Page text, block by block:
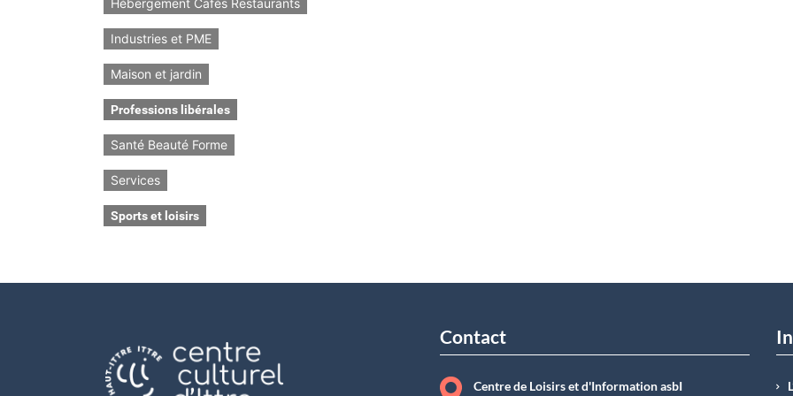
Hébergement Cafés Restaurants
Industries et PME
Maison et jardin
Professions libérales
Santé Beauté Forme
Services
Sports et loisirs
Contact
Centre de Loisirs et d'Information asbI